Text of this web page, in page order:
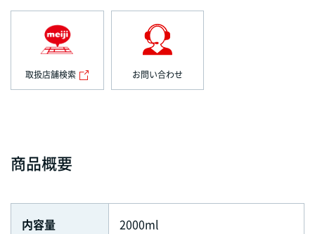
取扱店舗検索 お問い合わせ
商品概要
内容量 2000ml